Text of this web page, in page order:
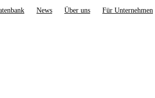
News Über uns Für Unternehmen